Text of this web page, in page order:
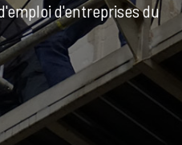
d'entreprises du